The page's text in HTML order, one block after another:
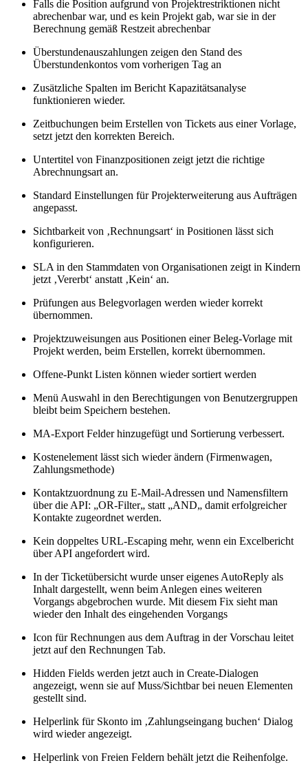
Falls die Position aufgrund von Projektrestriktionen nicht
abrechenbar war, und es kein Projekt gab, war sie in der
Berechnung gemäß Restzeit abrechenbar
Überstundenauszahlungen zeigen den Stand des
Überstundenkontos vom vorherigen Tag an
Zusätzliche Spalten im Bericht Kapazitätsanalyse
funktionieren wieder.
Zeitbuchungen beim Erstellen von Tickets aus einer Vorlage,
setzt jetzt den korrekten Bereich.
Untertitel von Finanzpositionen zeigt jetzt die richtige
Abrechnungsart an.
Standard Einstellungen für Projekterweiterung aus Aufträgen
angepasst.
Sichtbarkeit von ‚Rechnungsart‘ in Positionen lässt sich
konfigurieren.
SLA in den Stammdaten von Organisationen zeigt in Kindern
jetzt ‚Vererbt‘ anstatt ‚Kein‘ an.
Prüfungen aus Belegvorlagen werden wieder korrekt
übernommen.
Projektzuweisungen aus Positionen einer Beleg-Vorlage mit
Projekt werden, beim Erstellen, korrekt übernommen.
Offene-Punkt Listen können wieder sortiert werden
Menü Auswahl in den Berechtigungen von Benutzergruppen
bleibt beim Speichern bestehen.
MA-Export Felder hinzugefügt und Sortierung verbessert.
Kostenelement lässt sich wieder ändern (Firmenwagen,
Zahlungsmethode)
Kontaktzuordnung zu E-Mail-Adressen und Namensfiltern
über die API: „OR-Filter„ statt „AND„ damit erfolgreicher
Kontakte zugeordnet werden.
Kein doppeltes URL-Escaping mehr, wenn ein Excelbericht
über API angefordert wird.
In der Ticketübersicht wurde unser eigenes AutoReply als
Inhalt dargestellt, wenn beim Anlegen eines weiteren
Vorgangs abgebrochen wurde. Mit diesem Fix sieht man
wieder den Inhalt des eingehenden Vorgangs
Icon für Rechnungen aus dem Auftrag in der Vorschau leitet
jetzt auf den Rechnungen Tab.
Hidden Fields werden jetzt auch in Create-Dialogen
angezeigt, wenn sie auf Muss/Sichtbar bei neuen Elementen
gestellt sind.
Helperlink für Skonto im ‚Zahlungseingang buchen‘ Dialog
wird wieder angezeigt.
Helperlink von Freien Feldern behält jetzt die Reihenfolge.